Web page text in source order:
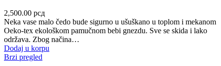
2,500.00 рсд
Neka vase malo čedo bude sigurno u ušuškano u toplom i mekanom
Oeko-tex ekološkom pamučnom bebi gnezdu. Sve se skida i lako
održava. Zbog načina…
Dodaj u korpu
Brzi pregled